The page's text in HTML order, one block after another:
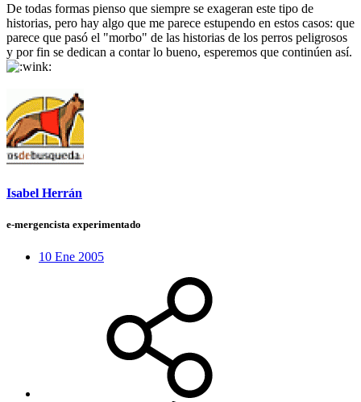
De todas formas pienso que siempre se exageran este tipo de
historias, pero hay algo que me parece estupendo en estos casos: que
parece que pasó el "morbo" de las historias de los perros peligrosos
y por fin se dedican a contar lo bueno, esperemos que continúen así.
Isabel Herrán
e-mergencista experimentado
10 Ene 2005